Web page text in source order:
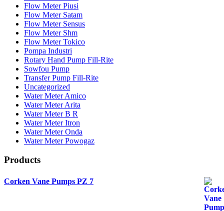
Flow Meter Piusi
Flow Meter Satam
Flow Meter Sensus
Flow Meter Shm
Flow Meter Tokico
Pompa Industri
Rotary Hand Pump Fill-Rite
Sowfou Pump
Transfer Pump Fill-Rite
Uncategorized
Water Meter Amico
Water Meter Arita
Water Meter B R
Water Meter Itron
Water Meter Onda
Water Meter Powogaz
Products
Corken Vane Pumps PZ 7